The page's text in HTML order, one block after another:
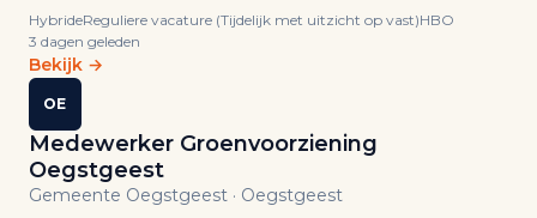
3
actuele
vacatures
bij
de
overheid
HybrideReguliere vacature (Tijdelijk met uitzicht op vast)HBO
3 dagen geleden
Bekijk →
OE
Medewerker Groenvoorziening
Oegstgeest
Gemeente Oegstgeest · Oegstgeest